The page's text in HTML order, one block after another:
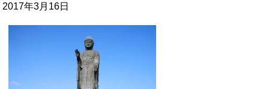
2017年3月16日